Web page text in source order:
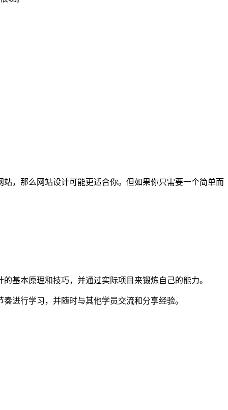
，那么网站设计可能更适合你。但如果你只需要一个简单而
基本原理和技巧，并通过实际项目来锻炼自己的能力。
进行学习，并随时与其他学员交流和分享经验。